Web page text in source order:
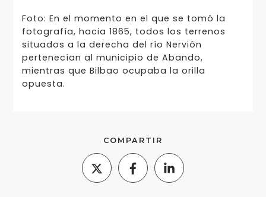
Foto: En el momento en el que se tomó la
fotografía, hacia 1865, todos los terrenos
situados a la derecha del río Nervión
pertenecían al municipio de Abando,
mientras que Bilbao ocupaba la orilla
opuesta.
COMPARTIR